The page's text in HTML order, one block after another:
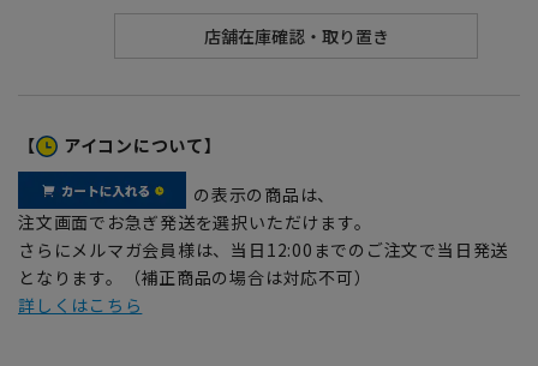
【 アイコンについて】
の表示の商品は、
注文画面でお急ぎ発送を選択いただけます。
さらにメルマガ会員様は、当日12:00までのご注文で当日発送
となります。（補正商品の場合は対応不可）
詳しくはこちら